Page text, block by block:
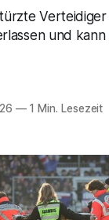
Verteidiger
und
—1 Min. Lesezeit